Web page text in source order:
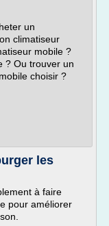
un
climatiseur
mobile ?
? Ou trouver un
choisir ?
les
à faire
pour améliorer